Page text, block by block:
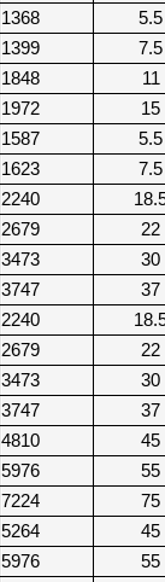
1368
5.5
1399
7.5
1848
11
1972 15
1587
5.5
1623 7.5
2240
2679
22
3473
30
3747 37
2240
2679
22
3473
30
3747 37
4810
45
5976
55
7224 75
5264
45
5976
55